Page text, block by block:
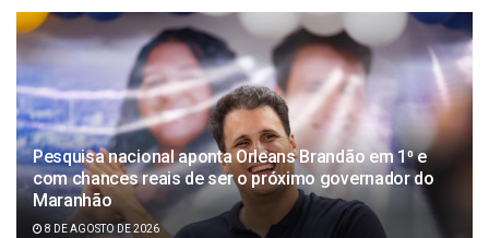
Pesquisa nacional aponta Orleans Brandão em 1⁰ e
com chances reais de ser o próximo governador do
Maranhão
8 DE AGOSTO DE 2026